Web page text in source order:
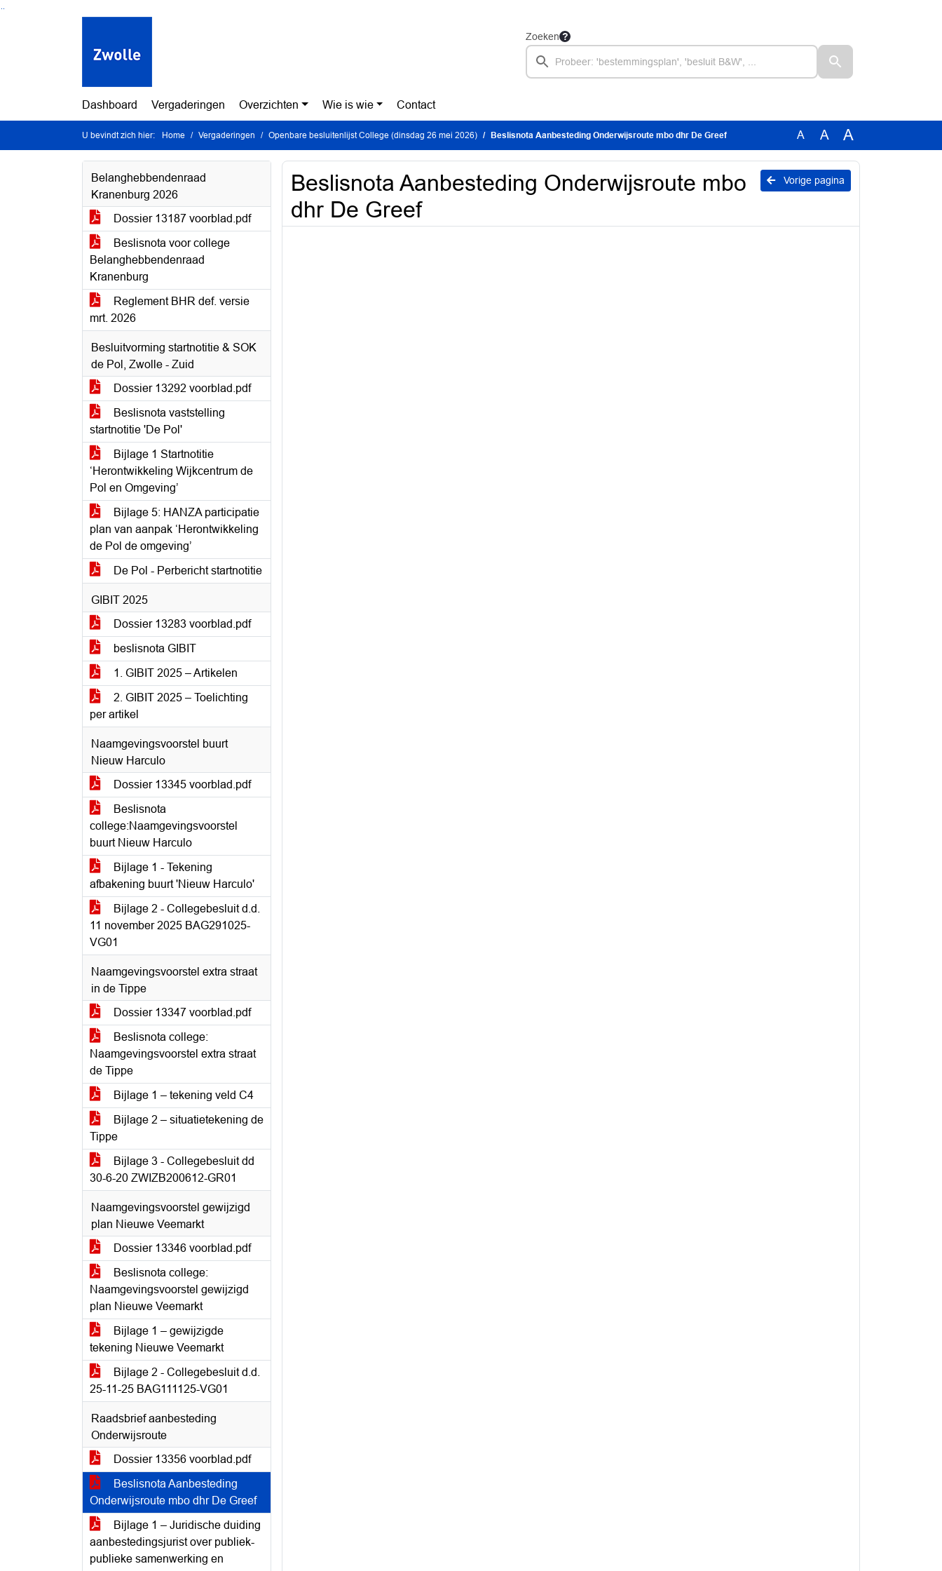
Ga naar de inhoud van deze pagina
Ga naar het zoeken
Ga naar het menu
Zoeken
Dashboard Vergaderingen Overzichten Wie is wie Contact
U bevindt zich hier: Home Vergaderingen Openbare besluitenlijst College (dinsdag 26 mei 2026) Beslisnota Aanbesteding Onderwijsroute mbo dhr De Greef A A A
Belanghebbendenraad
Kranenburg 2026
Dossier 13187 voorblad.pdf
Beslisnota voor college
Belanghebbendenraad
Kranenburg
Reglement BHR def. versie
mrt. 2026
Besluitvorming startnotitie & SOK
de Pol, Zwolle - Zuid
Dossier 13292 voorblad.pdf
Beslisnota vaststelling
startnotitie 'De Pol'
Bijlage 1 Startnotitie
‘Herontwikkeling Wijkcentrum de
Pol en Omgeving’
Bijlage 5: HANZA participatie
plan van aanpak ‘Herontwikkeling
de Pol de omgeving’
De Pol - Perbericht startnotitie
GIBIT 2025
Dossier 13283 voorblad.pdf
beslisnota GIBIT
1. GIBIT 2025 – Artikelen
2. GIBIT 2025 – Toelichting
per artikel
Naamgevingsvoorstel buurt
Nieuw Harculo
Dossier 13345 voorblad.pdf
Beslisnota
college:Naamgevingsvoorstel
buurt Nieuw Harculo
Bijlage 1 - Tekening
afbakening buurt 'Nieuw Harculo'
Bijlage 2 - Collegebesluit d.d.
11 november 2025 BAG291025-
VG01
Naamgevingsvoorstel extra straat
in de Tippe
Dossier 13347 voorblad.pdf
Beslisnota college:
Naamgevingsvoorstel extra straat
de Tippe
Bijlage 1 – tekening veld C4
Bijlage 2 – situatietekening de
Tippe
Bijlage 3 - Collegebesluit dd
30-6-20 ZWIZB200612-GR01
Naamgevingsvoorstel gewijzigd
plan Nieuwe Veemarkt
Dossier 13346 voorblad.pdf
Beslisnota college:
Naamgevingsvoorstel gewijzigd
plan Nieuwe Veemarkt
Bijlage 1 – gewijzigde
tekening Nieuwe Veemarkt
Bijlage 2 - Collegebesluit d.d.
25-11-25 BAG111125-VG01
Raadsbrief aanbesteding
Onderwijsroute
Dossier 13356 voorblad.pdf
Beslisnota Aanbesteding
Onderwijsroute mbo dhr De Greef
Bijlage 1 – Juridische duiding
aanbestedingsjurist over publiek-
publieke samenwerking en
Vorige pagina
Beslisnota Aanbesteding Onderwijsroute mbo
dhr De Greef